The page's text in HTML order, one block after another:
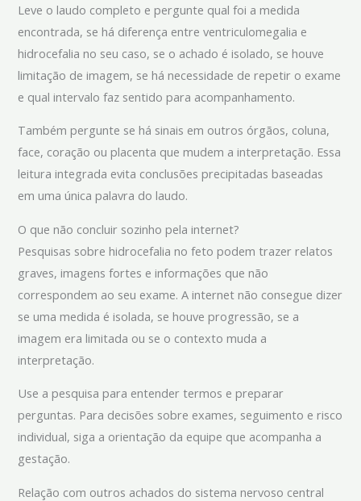
Leve o laudo completo e pergunte qual foi a medida
encontrada, se há diferença entre ventriculomegalia e
hidrocefalia no seu caso, se o achado é isolado, se houve
limitação de imagem, se há necessidade de repetir o exame
e qual intervalo faz sentido para acompanhamento.
Também pergunte se há sinais em outros órgãos, coluna,
face, coração ou placenta que mudem a interpretação. Essa
leitura integrada evita conclusões precipitadas baseadas
em uma única palavra do laudo.
O que não concluir sozinho pela internet?
Pesquisas sobre hidrocefalia no feto podem trazer relatos
graves, imagens fortes e informações que não
correspondem ao seu exame. A internet não consegue dizer
se uma medida é isolada, se houve progressão, se a
imagem era limitada ou se o contexto muda a
interpretação.
Use a pesquisa para entender termos e preparar
perguntas. Para decisões sobre exames, seguimento e risco
individual, siga a orientação da equipe que acompanha a
gestação.
Relação com outros achados do sistema nervoso central